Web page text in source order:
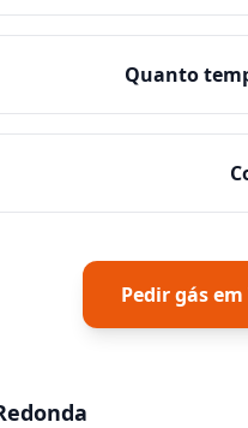
Quanto
Pedir gás em